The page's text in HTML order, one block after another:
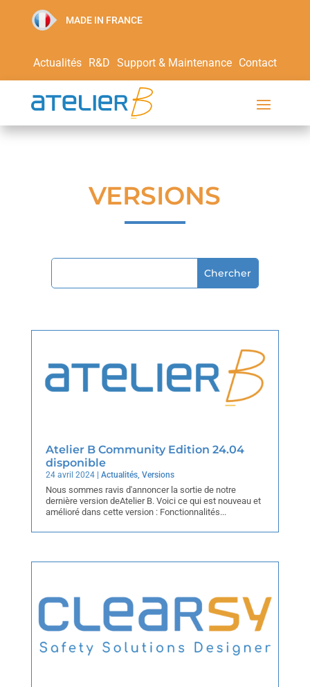
MADE IN FRANCE
Actualités R&D Support & Maintenance Contact
VERSIONS
Atelier B Community Edition 24.04
disponible
24 avril 2024| Actualités, Versions
Nous sommes ravis d'annoncer la sortie de notre
dernière version deAtelier B. Voici ce qui est nouveau et
amélioré dans cette version : Fonctionnalités...